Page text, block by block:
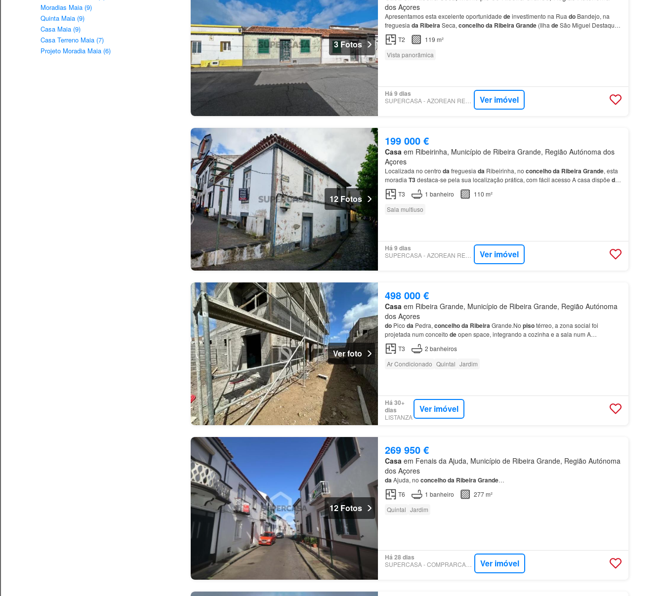
Moradias Maia (9)
Quinta Maia (9)
Casa Maia (9)
Casa Terreno Maia (7)
Projeto Moradia Maia (6)
3 Fotos
dos Açores
Apresentamos esta excelente oportunidade deinvestimento na Rua doBandejo, na
freguesia da RibeiraSeca, concelhoda RibeiraGrande(Ilha deSão Miguel Destaques
doimóvel: Área
T2
119 m²
Vista panorâmica
Há 9 dias
SUPERCASA - AZOREAN REAL ESTATE SERVICES Ver imóvel
12 Fotos
199 000 €
Casa em Ribeirinha, Município de Ribeira Grande, Região Autónoma dos
Açores
Localizada no centro dafreguesia da Ribeirinha, no concelhoda RibeiraGrande, esta
moradia T3destaca-se pela sua localização prática, com fácil acesso A casa dispõe de
3 quartos, sala estar, cozinha, uma casa
T3 1 banheiro
110 m²
Sala multiuso
Há 9 dias
SUPERCASA - AZOREAN REAL ESTATE SERVICES Ver imóvel
Ver foto
498 000 €
Casa em Ribeira Grande, Município de Ribeira Grande, Região Autónoma
dos Açores
doPico da Pedra, concelhoda RibeiraGrande.No pisotérreo, a zona social foi
projetada num conceito deopen space, integrando a cozinha e a sala num A
construção, atualmente
T3 2 banheiros
Ar Condicionado Quintal Jardim
Há 30+
dias
LISTANZA
Ver imóvel
12 Fotos
269 950 €
Casa em Fenais da Ajuda, Município de Ribeira Grande, Região Autónoma
dos Açores
daAjuda, no concelhoda RibeiraGrande…
T6
1 banheiro
277 m²
Quintal Jardim
Há 28 dias
SUPERCASA - COMPRARCASA - PONTA DELGADA Ver imóvel